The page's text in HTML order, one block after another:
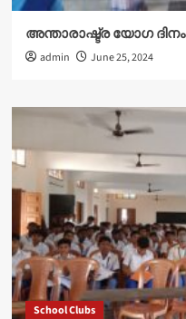
അന്താരാഷ്ട്ര യോഗ ദിനം
admin June 25, 2024
School Clubs